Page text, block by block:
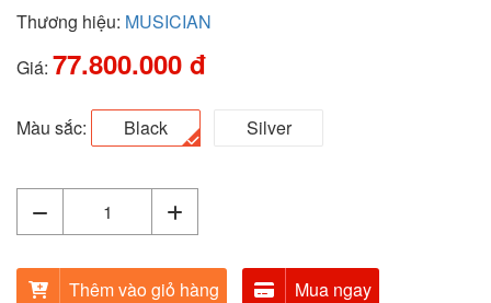
Thương hiệu: MUSICIAN
Giá: 77.800.000 đ
Màu sắc: Black Silver
Thêm vào giỏ hàng
Mua ngay